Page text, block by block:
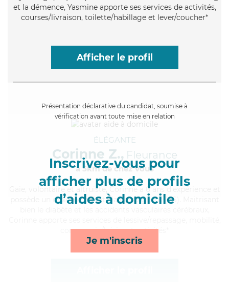
et la démence, Yasmine apporte ses services de activités,
courses/livraison, toilette/habillage et lever/coucher*
Afficher le profil
Présentation déclarative du candidat, soumise à
vérification avant toute mise en relation
Inscrivez-vous pour
afficher plus de profils
d’aides à domicile
Je m'inscris
ÉLÉGANTE
Corinne Z., Fleurance
à 5km de chez Vous
, volontaire et altruiste, Corinne a 6 ans d'expérience et
possède un diplôme d'Etat d'aide-soignant (AS). Maitrisant
compagnie/loisirs et activités*